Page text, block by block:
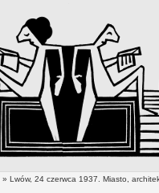
» Lwów, 24 czerwca 1937. Miasto,